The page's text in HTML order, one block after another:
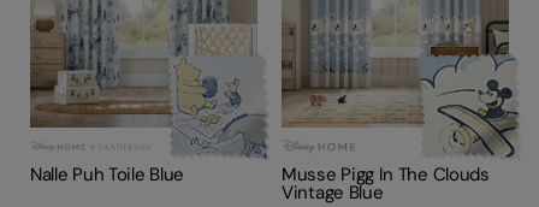
Nalle Puh Toile Blue Musse Pigg In The Clouds
Vintage Blue